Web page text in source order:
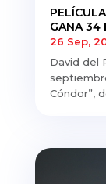
GANA 34
26 Sep,
David del
Cóndor”,